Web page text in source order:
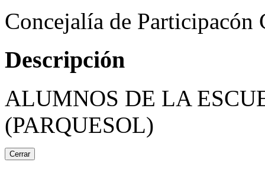
Concejalía de Participacón
Descripción
ALUMNOS DE LA
(PARQUESOL)
Cerrar